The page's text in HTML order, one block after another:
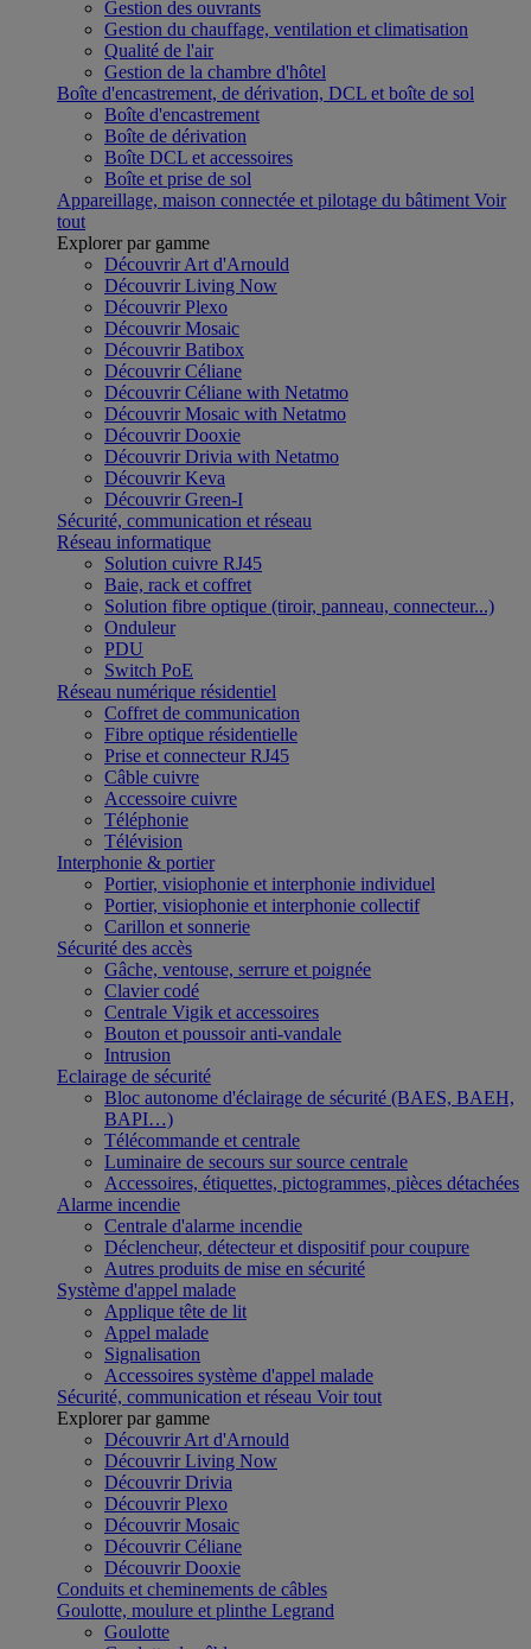
Gestion des ouvrants
Gestion du chauffage, ventilation et climatisation
Qualité de l'air
Gestion de la chambre d'hôtel
Boîte d'encastrement, de dérivation, DCL et boîte de sol
Boîte d'encastrement
Boîte de dérivation
Boîte DCL et accessoires
Boîte et prise de sol
Appareillage, maison connectée et pilotage du bâtiment Voir
tout
Explorer par gamme
Découvrir Art d'Arnould
Découvrir Living Now
Découvrir Plexo
Découvrir Mosaic
Découvrir Batibox
Découvrir Céliane
Découvrir Céliane with Netatmo
Découvrir Mosaic with Netatmo
Découvrir Dooxie
Découvrir Drivia with Netatmo
Découvrir Keva
Découvrir Green-I
Sécurité, communication et réseau
Réseau informatique
Solution cuivre RJ45
Baie, rack et coffret
Solution fibre optique (tiroir, panneau, connecteur...)
Onduleur
PDU
Switch PoE
Réseau numérique résidentiel
Coffret de communication
Fibre optique résidentielle
Prise et connecteur RJ45
Câble cuivre
Accessoire cuivre
Téléphonie
Télévision
Interphonie & portier
Portier, visiophonie et interphonie individuel
Portier, visiophonie et interphonie collectif
Carillon et sonnerie
Sécurité des accès
Gâche, ventouse, serrure et poignée
Clavier codé
Centrale Vigik et accessoires
Bouton et poussoir anti-vandale
Intrusion
Eclairage de sécurité
Bloc autonome d'éclairage de sécurité (BAES, BAEH,
BAPI…)
Télécommande et centrale
Luminaire de secours sur source centrale
Accessoires, étiquettes, pictogrammes, pièces détachées
Alarme incendie
Centrale d'alarme incendie
Déclencheur, détecteur et dispositif pour coupure
Autres produits de mise en sécurité
Système d'appel malade
Applique tête de lit
Appel malade
Signalisation
Accessoires système d'appel malade
Sécurité, communication et réseau Voir tout
Explorer par gamme
Découvrir Art d'Arnould
Découvrir Living Now
Découvrir Drivia
Découvrir Plexo
Découvrir Mosaic
Découvrir Céliane
Découvrir Dooxie
Conduits et cheminements de câbles
Goulotte, moulure et plinthe Legrand
Goulotte